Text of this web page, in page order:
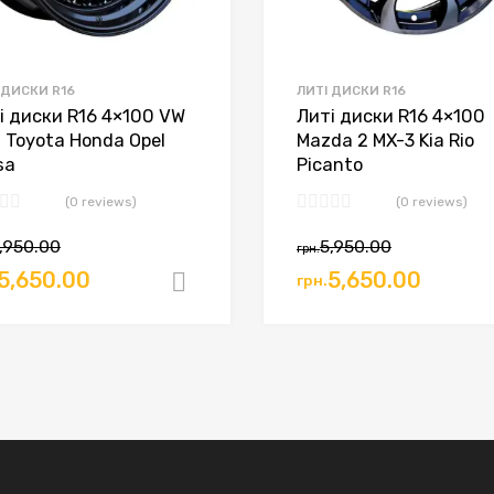
R16
диски R16 4×100 VW
Toyota Honda Opel
(0 reviews)
Поточна
Додати в кошик
ЛИТІ ДИСКИ R16
Литі диски R16 4×100
Mazda 2 MX-3 Kia Rio
Picanto
(0 reviews)
грн.5,950.00
Оригінальна
грн.5,650.00